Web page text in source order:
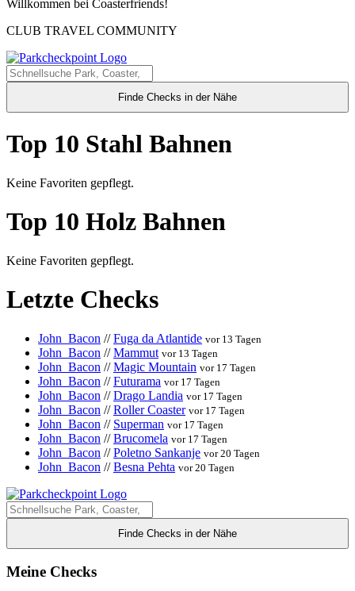
Willkommen bei Coasterfriends!
CLUB TRAVEL COMMUNITY
Finde Checks in der Nähe
Top 10 Stahl Bahnen
Keine Favoriten gepflegt.
Top 10 Holz Bahnen
Keine Favoriten gepflegt.
Letzte Checks
John_Bacon //Fuga da Atlantide vor 13 Tagen
John_Bacon //Mammut vor 13 Tagen
John_Bacon //Magic Mountain vor 17 Tagen
John_Bacon //Futurama vor 17 Tagen
John_Bacon //Drago Landia vor 17 Tagen
John_Bacon //Roller Coaster vor 17 Tagen
John_Bacon // Superman vor 17 Tagen
John_Bacon //Brucomela vor 17 Tagen
John_Bacon //Poletno Sankanje vor 20 Tagen
John_Bacon //Besna Pehta vor 20 Tagen
Finde Checks in der Nähe
Meine Checks